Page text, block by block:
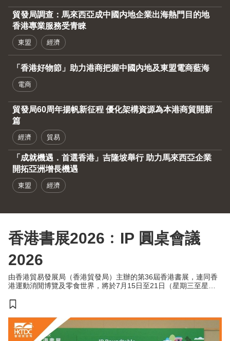
貿發局調查：馬來西亞成中國内地企業出海熱門目的地
香港專業服務受青睞
東盟 經濟
「香港好物節」助力港商把握中國內地及東盟電商藍海
電商
貿發局60周年揚帆新征程 優化架構資源為本港商貿開新
篇
經濟 貿易
「成就機遇．首選香港」吉隆坡舉行 助力馬來西亞企業
開拓亞洲增長機遇
東盟 經濟
香港書展2026﹕IP 圓桌會議
2026
由香港貿易發展局（香港貿發局）主辦的第36屆香港書展，連同香
港運動消閒博覽及零食世界，將於7月15日至21日（星期三至星期
商，來自約30個國家及地區，為入場人士帶來集閱讀、運動與消閒